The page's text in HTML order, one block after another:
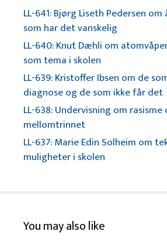
LL-641: Bjørg Liseth Pedersen
som har det vanskelig
LL-640: Knut Dæhli om
som tema i skolen
LL-639: Kristoffer Ibsen om de
diagnose og de som ikke får det
LL-638: Undervisning om
mellomtrinnet
LL-637: Marie Edin Solheim om
muligheter i skolen
You may also like